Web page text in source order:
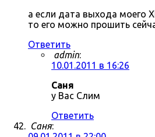
а если дата выхода моего
то его можно прошить
Ответить
admin:
10.01.2011 в 16:26
Саня
у Вас Слим
Ответить
Саня: